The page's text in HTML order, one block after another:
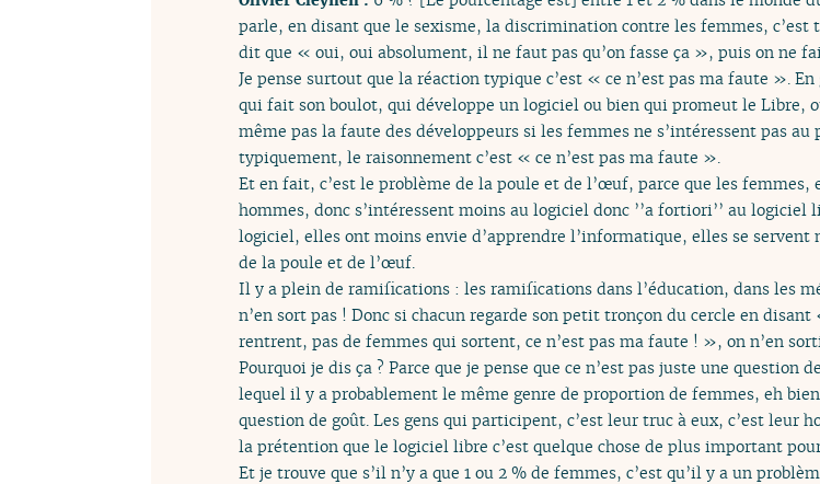
parle, en disant que le sexisme, la discrimination contre les femmes, c’est
dit que « oui, oui absolument, il ne faut pas qu’on fasse ça », puis on ne
Je pense surtout que la réaction typique c’est « ce n’est pas ma faute ».
qui fait son boulot, qui développe un logiciel ou bien qui promeut le Libre,
même pas la faute des développeurs si les femmes ne s’intéressent pas
typiquement, le raisonnement c’est « ce n’est pas ma faute ».
Et en fait, c’est le problème de la poule et de l’œuf, parce que les
hommes, donc s’intéressent moins au logiciel donc ’’a fortiori’’ au logiciel
logiciel, elles ont moins envie d’apprendre l’informatique, elles se servent
de la poule et de l’œuf.
Il y a plein de ramifications : les ramifications dans l’éducation, dans les
n’en sort pas ! Donc si chacun regarde son petit tronçon du cercle en
rentrent, pas de femmes qui sortent, ce n’est pas ma faute ! », on n’en
Pourquoi je dis ça ? Parce que je pense que ce n’est pas juste une question
lequel il y a probablement le même genre de proportion de femmes, eh
question de goût. Les gens qui participent, c’est leur truc à eux, c’est leur
la prétention que le logiciel libre c’est quelque chose de plus important
Et je trouve que s’il n’y a que 1 ou 2 % de femmes, c’est qu’il y a un